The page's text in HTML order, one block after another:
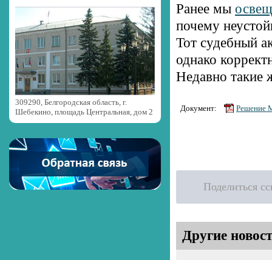
309290, Белгородская область, г.
Шебекино, площадь Центральная, дом 2
Ранее мы
почему
Тот судебный
однако
Недавно такие
Документ: Решение
Поделиться
Другие